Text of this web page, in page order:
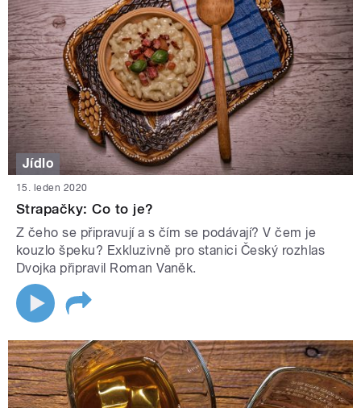
Jídlo
15. leden 2020
Strapačky: Co to je?
Z čeho se připravují a s čím se podávají? V čem je
kouzlo špeku? Exkluzivně pro stanici Český rozhlas
Dvojka připravil Roman Vaněk.